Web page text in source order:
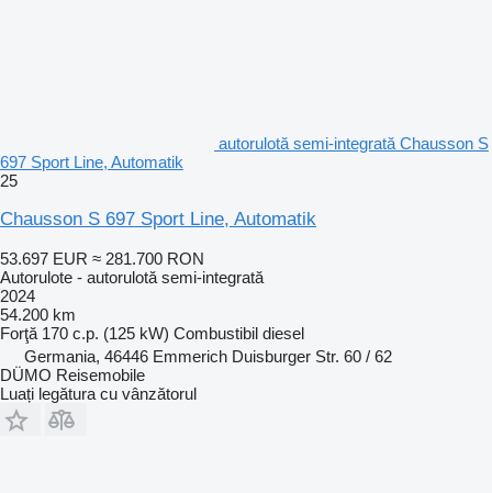
autorulotă semi-integrată Chausson S
697 Sport Line, Automatik
25
Chausson S 697 Sport Line, Automatik
53.697 EUR ≈ 281.700 RON
Autorulote - autorulotă semi-integrată
2024
54.200 km
Forţă 170 c.p. (125 kW) Combustibil diesel
Germania, 46446 Emmerich Duisburger Str. 60 / 62
DÜMO Reisemobile
Luați legătura cu vânzătorul